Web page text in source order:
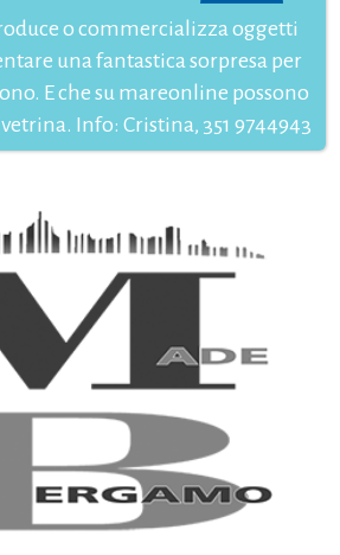
o commercializza oggetti
una fantastica sorpresa per
E che su mareonline possono
Info: Cristina, 351 9744943